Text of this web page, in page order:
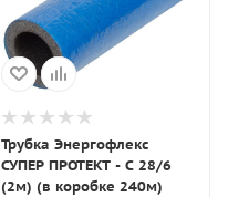
Трубка Энергофлекс
СУПЕР ПРОТЕКТ - С 28/6
(2м) (в коробке 240м)